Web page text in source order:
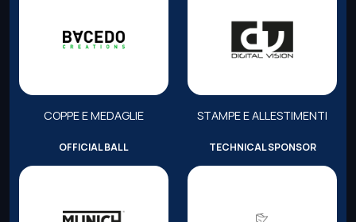
COPPE E MEDAGLIE STAMPE E ALLESTIMENTI
OFFICIAL BALL TECHNICAL SPONSOR